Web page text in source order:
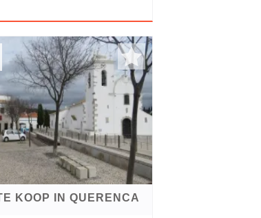
KOOP IN QUERENCA